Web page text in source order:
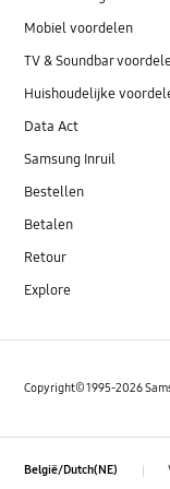
Mobiel voordelen
TV & Soundbar
Huishoudelijke
Data Act
Samsung Inruil
Bestellen
Betalen
Retour
Explore
Copyright© 1995-2026
België/Dutch(NE)